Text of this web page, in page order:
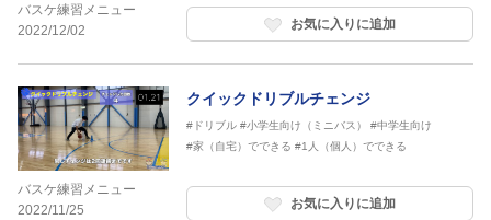
バスケ練習メニュー
2022/12/02
お気に入りに追加
バスケ練習メニュー
2022/11/25
クイックドリブルチェンジ
#ドリブル #小学生向け（ミニバス）
#中学生向け
#家（自宅）でできる #1人（個人）でできる
お気に入りに追加